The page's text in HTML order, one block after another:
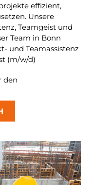
effizient,
Unsere
Teamgeist und
Team in Bonn
und Teamassistenz
(m/w/d)
den